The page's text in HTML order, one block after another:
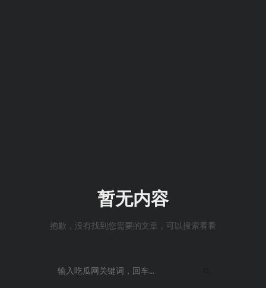
暂无内容
抱歉，没有找到您需要的文章，可以搜索看看